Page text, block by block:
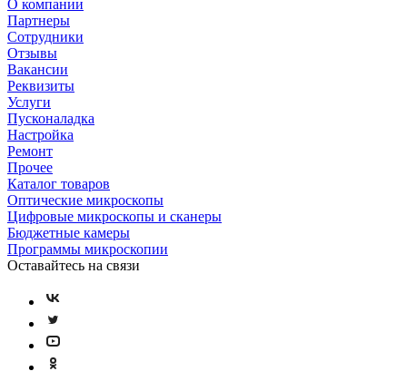
О компании
Партнеры
Сотрудники
Отзывы
Вакансии
Реквизиты
Услуги
Пусконаладка
Настройка
Ремонт
Прочее
Каталог товаров
Оптические микроскопы
Цифровые микроскопы и сканеры
Бюджетные камеры
Программы микроскопии
Оставайтесь на связи